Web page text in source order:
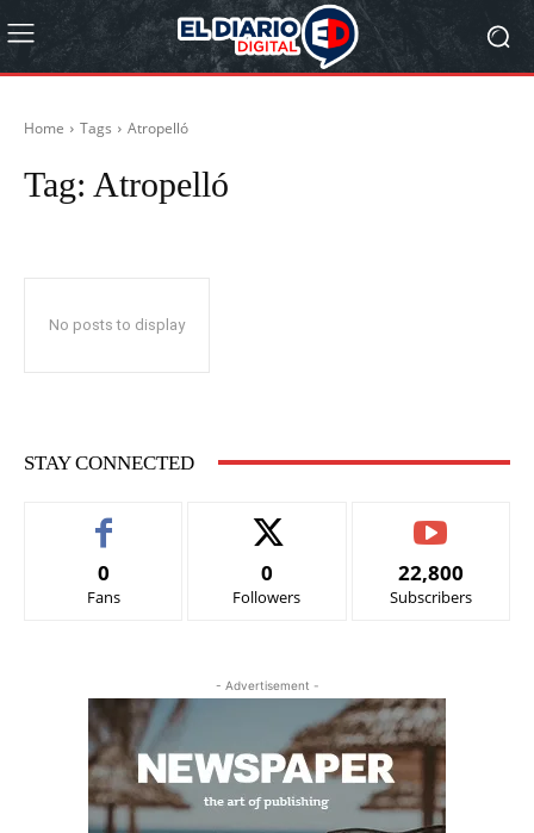
Home Tags Atropelló
Tag: Atropelló
No posts to display
STAY CONNECTED
0
Fans
0
Followers
22,800
Subscribers
- Advertisement -